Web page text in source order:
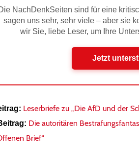
NachDenkSeiten sind für eine
sagen uns sehr, sehr viele – aber sie
wir Sie, liebe Leser, um Ihre
Jetzt
Leserbriefe zu „Die AfD und der
Die autoritären
Brief“